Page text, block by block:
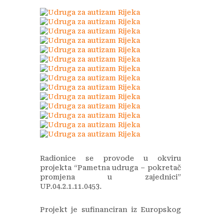
Radionice se provode u okviru
projekta “Pametna udruga – pokretač
promjena u zajednici”
UP.04.2.1.11.0453.
Projekt je sufinanciran iz Europskog